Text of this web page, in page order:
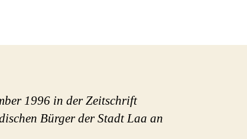
1996 in der Zeitschrift
Bürger der Stadt Laa an